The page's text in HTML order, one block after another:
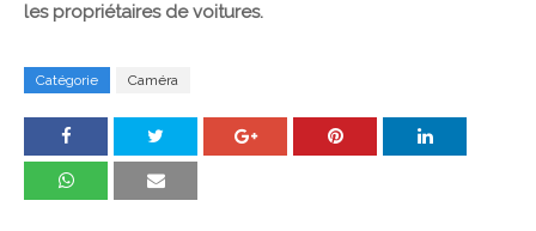
les propriétaires de voitures.
Catégorie Caméra